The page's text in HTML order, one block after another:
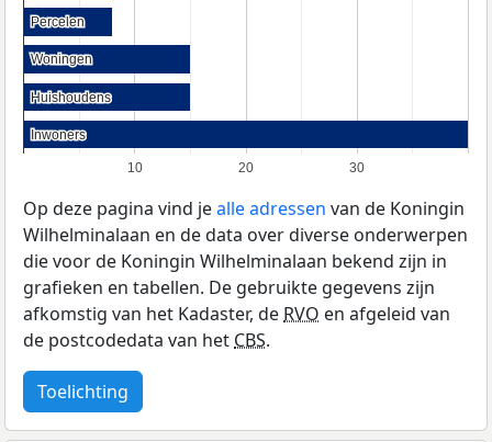
10 20 30
Percelen
Percelen
Woningen
Woningen
Huishoudens
Huishoudens
Inwoners
Inwoners
Op deze pagina vind jealle adressen van de Koningin
Wilhelminalaan en de data over diverse onderwerpen
die voor de Koningin Wilhelminalaan bekend zijn in
grafieken en tabellen. De gebruikte gegevens zijn
afkomstig van het Kadaster, deRVO en afgeleid van
de postcodedata van hetCBS.
Toelichting